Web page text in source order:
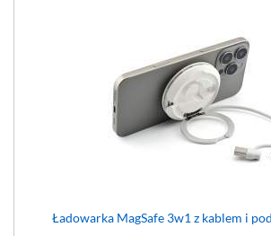
Ładowarka MagSafe 3w1 z kablem i